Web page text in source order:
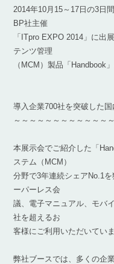
2014年10月15～17日の3日
BP社主催
「ITpro EXPO 2014」に出
テンツ管理
（MCM）製品「Handbook
導入企業700社を突破した国
～～～～～～～～～～～～
本展示会でご紹介した「
ステム（MCM）
分野で3年連続シェアNo.1
ーパーレス会
議、電子マニュアル、モバ
社を超えるお
客様にご利用いただいていま
弊社ブースでは、多くの企